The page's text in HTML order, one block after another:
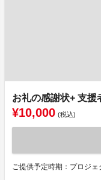
お礼の感謝状+ 支援
¥10,000 (税込)
ご提供予定時期：プロジ